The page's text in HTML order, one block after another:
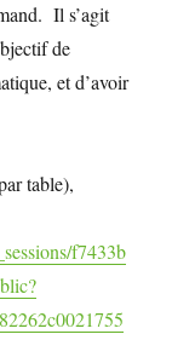
Il s’agit
de
et d’avoir
table),
f7433b